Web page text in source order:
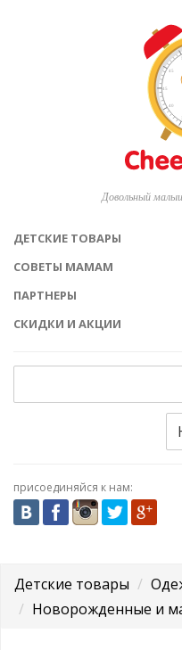
Довольный
ДЕТСКИЕ ТОВАРЫ
СОВЕТЫ МАМАМ
ПАРТНЕРЫ
СКИДКИ И АКЦИИ
присоединяйся к нам:
Детские товары
Новорожденные и